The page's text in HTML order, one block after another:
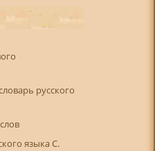
русского
языка С.